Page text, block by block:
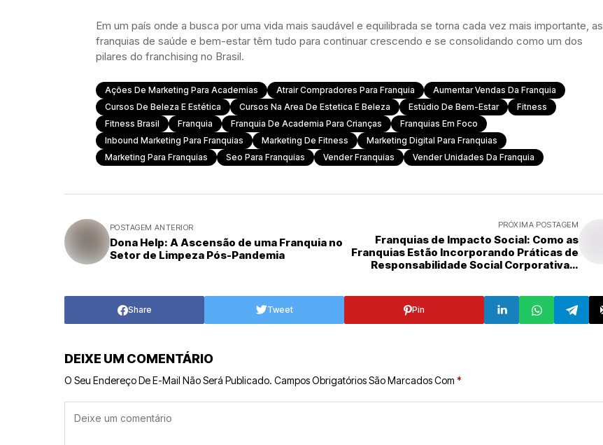
Em um país onde a busca por uma vida mais saudável e equilibrada se torna cada vez mais importante, as
franquias de saúde e bem-estar têm tudo para continuar crescendo e se consolidando como um dos
pilares do franchising no Brasil.
Ações De Marketing Para Academias Atrair Compradores Para Franquia
Aumentar Vendas Da Franquia
Cursos De Beleza E Estética
Cursos Na Area De Estetica E Beleza Estúdio De Bem-Estar
Fitness
Fitness Brasil
Franquia Franquia De Academia Para Crianças
Franquias Em Foco
Inbound Marketing Para Franquias
Marketing De Fitness
Marketing Digital Para Franquias
Marketing Para Franquias
Seo Para Franquias Vender Franquias Vender Unidades Da Franquia
POSTAGEM ANTERIOR
Dona Help: A Ascensão de uma Franquia no
Setor de Limpeza Pós-Pandemia
PRÓXIMA POSTAGEM
Franquias de Impacto Social: Como as
Franquias Estão Incorporando Práticas de
Responsabilidade Social Corporativa e
Share Tweet Pin
DEIXE UM COMENTÁRIO
O Seu Endereço De E-Mail Não Será Publicado. Campos Obrigatórios São Marcados Com *